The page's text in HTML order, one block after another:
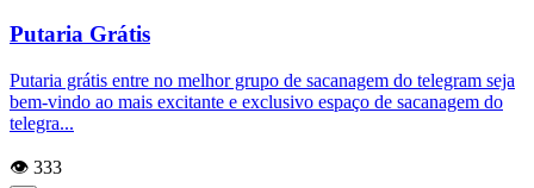
Putaria Grátis
Putaria grátis entre no melhor grupo de sacanagem do telegram seja
bem-vindo ao mais excitante e exclusivo espaço de sacanagem do
telegra...
👁️ 333